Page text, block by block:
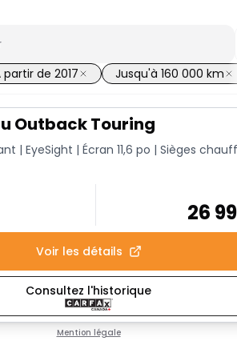
partir de 2017 Jusqu'à 160 000 km
Outback Touring
| EyeSight | Écran 11,6 po | Sièges
26
Voir les détails
Consultez l'historique
Mention légale